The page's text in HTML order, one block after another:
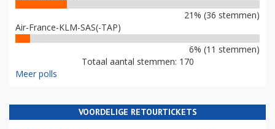
21% (36 stemmen)
Air-France-KLM-SAS(-TAP)
6% (11 stemmen)
Totaal aantal stemmen: 170
Meer polls
VOORDELIGE RETOURTICKETS